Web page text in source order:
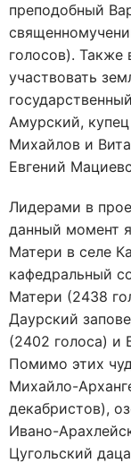
преподобный
голосов). Также
участвовать
Амурский,
Михайлов и
Евгений
Лидерами в
данный момент
Матери в селе
кафедральный
Матери (2438
Даурский
(2402 голоса) и
Помимо этих
Михайло-
декабристов),
Ивано-
Цугольский